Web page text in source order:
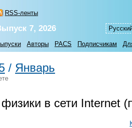
RSS-ленты
7, 2026
Авторы PACS Подписчикам
/ Январь
в сети Internet